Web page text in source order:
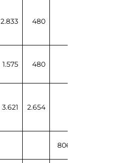
2.833 480
1.575 480
3.621 2.654
806